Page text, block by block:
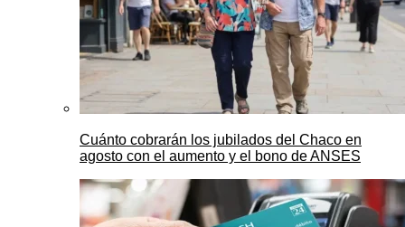
Cuánto cobrarán los jubilados del Chaco en
agosto con el aumento y el bono de ANSES